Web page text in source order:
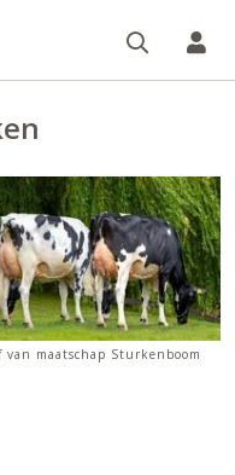
maatschap Sturkenboom